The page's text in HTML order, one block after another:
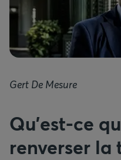
Gert De Mesure
Qu’est-ce
renverser la